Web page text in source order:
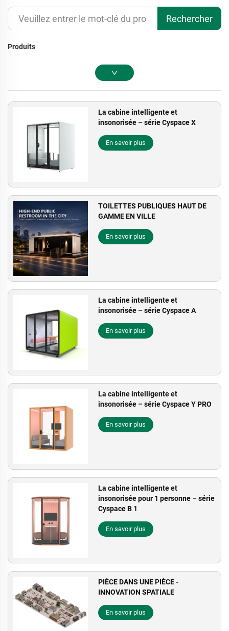
Rechercher
Produits
La cabine intelligente et
insonorisée – série Cyspace X
En savoir plus
TOILETTES PUBLIQUES HAUT DE
GAMME EN VILLE
En savoir plus
La cabine intelligente et
insonorisée – série Cyspace A
En savoir plus
La cabine intelligente et
insonorisée – série Cyspace Y PRO
En savoir plus
La cabine intelligente et
insonorisée pour 1 personne – série
Cyspace B 1
En savoir plus
PIÈCE DANS UNE PIÈCE -
INNOVATION SPATIALE
En savoir plus